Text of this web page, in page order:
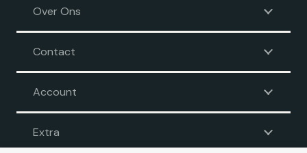
Over Ons
Contact
Account
Extra